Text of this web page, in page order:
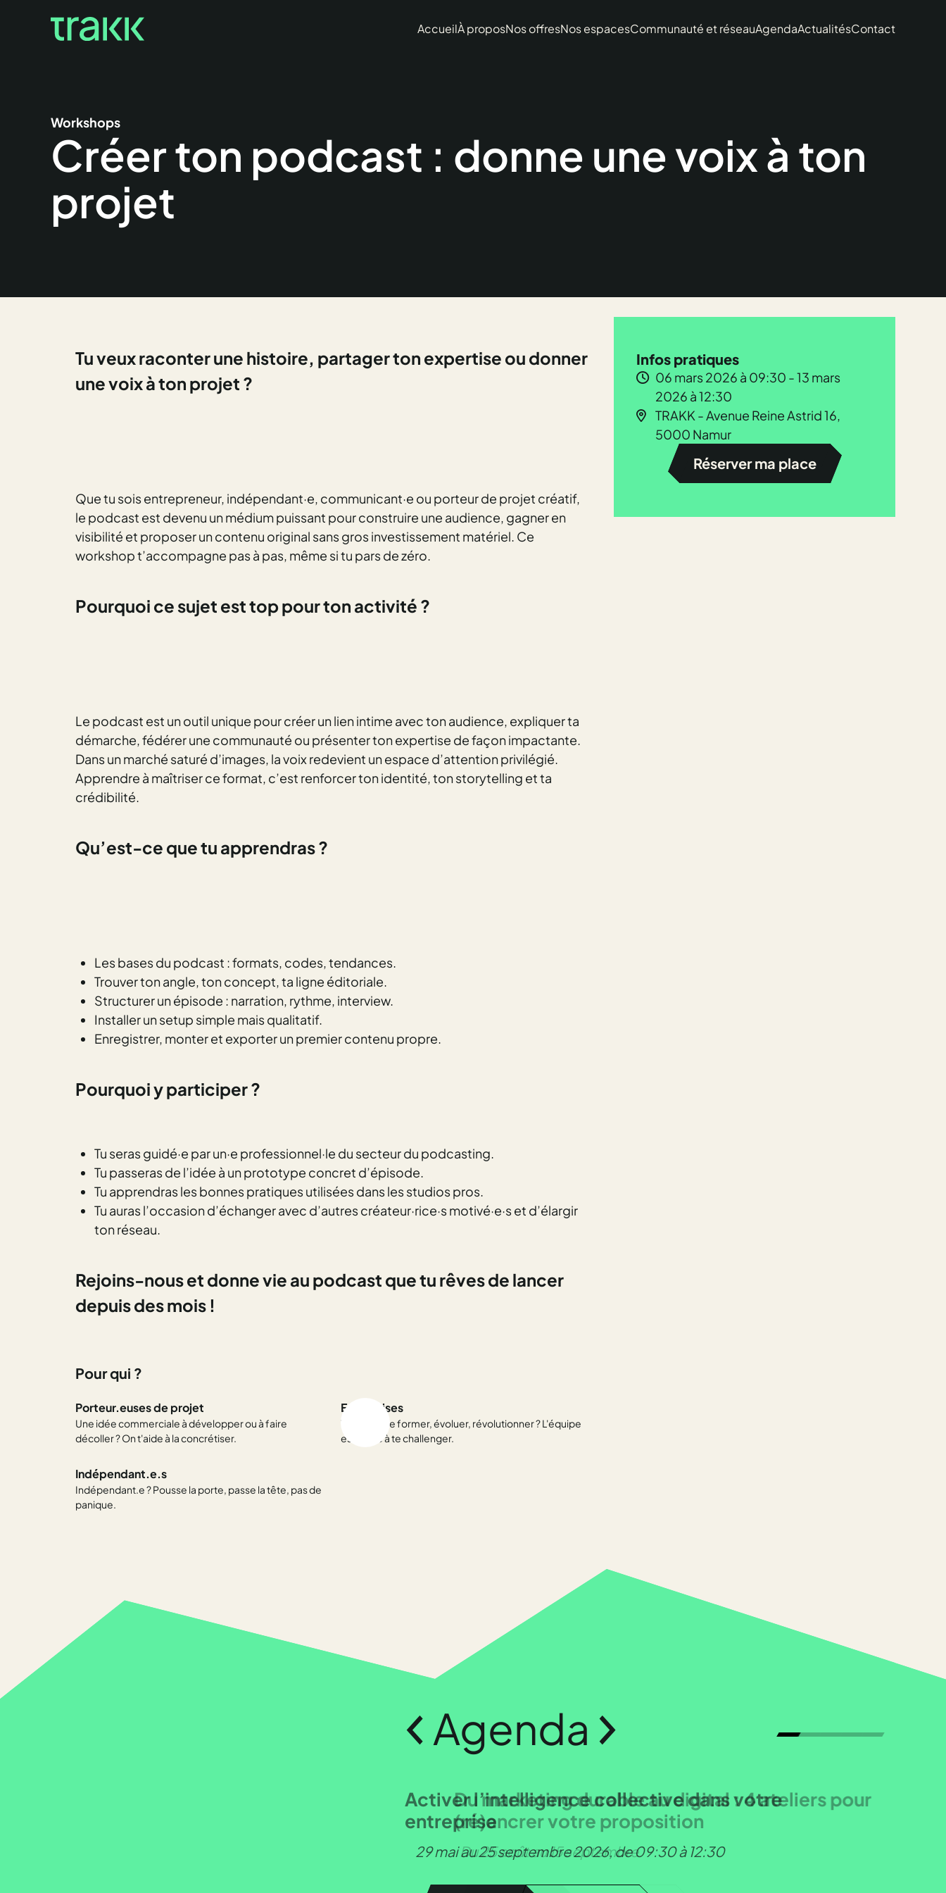
AccueilÀ proposNos offresNos espacesCommunauté et réseauAgendaActualitésContact
Workshops
Créer ton podcast : donne une voix à ton
projet
Tu veux raconter une histoire, partager ton expertise ou donner
une voixà ton projet ?
Que tu sois entrepreneur, indépendant·e, communicant·e ou porteur de projet créatif,
le podcast est devenu un médium puissant pour construire une audience, gagner en
visibilité et proposer un contenu original sans gros investissement matériel. Ce
workshop t’accompagne pas à pas, même si tu pars de zéro.
Pourquoi ce sujet esttoppour ton activité ?
Le podcast est un outil unique pour créer un lien intime avec ton audience, expliquer ta
démarche, fédérer une communauté ou présenter ton expertise de façon impactante.
Dans un marché saturé d’images, la voix redevient un espace d’attention privilégié.
Apprendre à maîtriser ce format, c’est renforcer ton identité, ton storytelling et ta
crédibilité.
Qu’est-ce que tu apprendras?
Les bases du podcast : formats, codes, tendances.
Trouver ton angle, ton concept, ta ligne éditoriale.
Structurer un épisode : narration, rythme, interview.
Installer un setup simple mais qualitatif.
Enregistrer, monter et exporter un premier contenu propre.
Pourquoiy participer ?
Tu seras guidé·e par un·e professionnel·le du secteur du podcasting.
Tu passeras de l’idée à un prototype concret d’épisode.
Tu apprendras les bonnes pratiques utilisées dans les studios pros.
Tu auras l’occasion d’échanger avec d’autres créateur·rice·s motivé·e·s et d’élargir
ton réseau.
Rejoins-nous et donne vie au podcast que tu rêves de lancer
depuis des mois !
Pour qui ?
Porteur.euses de projet
Une idée commerciale à développer ou à faire
décoller ? On t'aide à la concrétiser.
Entreprises
T'inspirer, te former, évoluer, révolutionner ? L'équipe
est prête à te challenger.
Indépendant.e.s
Indépendant.e ? Pousse la porte, passe la tête, pas de
panique.
Infos pratiques
06 mars 2026 à 09:30 - 13 mars
2026 à 12:30
TRAKK - Avenue Reine Astrid 16,
5000 Namur
Réserver ma place
Agenda
Du marketing durable au digital : 4 ateliers pour
(ré)ancrer votre proposition
Du 25 août au 15 septembre